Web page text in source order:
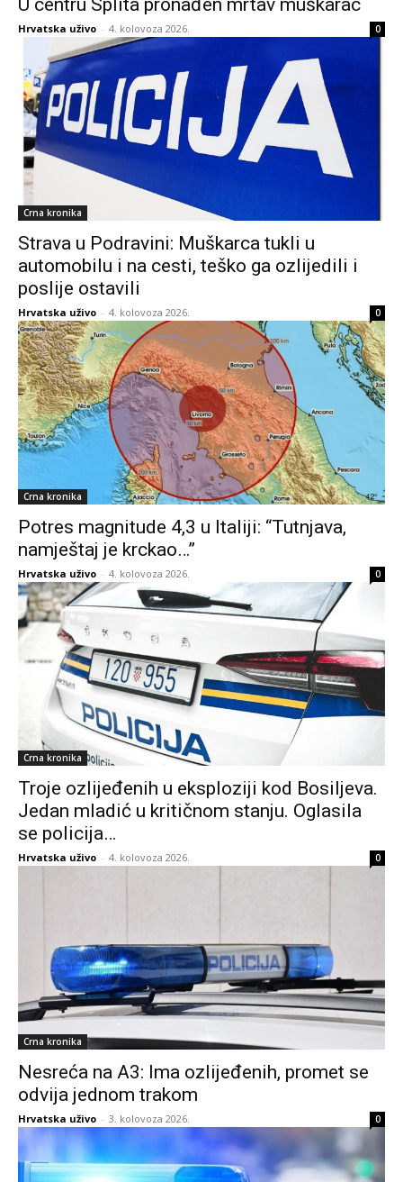
U centru Splita pronađen mrtav muškarac
Hrvatska uživo - 4. kolovoza 2026. 0
Crna kronika
Strava u Podravini: Muškarca tukli u
automobilu i na cesti, teško ga ozlijedili i
poslije ostavili
Hrvatska uživo - 4. kolovoza 2026. 0
Crna kronika
Potres magnitude 4,3 u Italiji: “Tutnjava,
namještaj je krckao…”
Hrvatska uživo - 4. kolovoza 2026. 0
Crna kronika
Troje ozlijeđenih u eksploziji kod Bosiljeva.
Jedan mladić u kritičnom stanju. Oglasila
se policija…
Hrvatska uživo - 4. kolovoza 2026. 0
Crna kronika
Nesreća na A3: Ima ozlijeđenih, promet se
odvija jednom trakom
Hrvatska uživo - 3. kolovoza 2026. 0